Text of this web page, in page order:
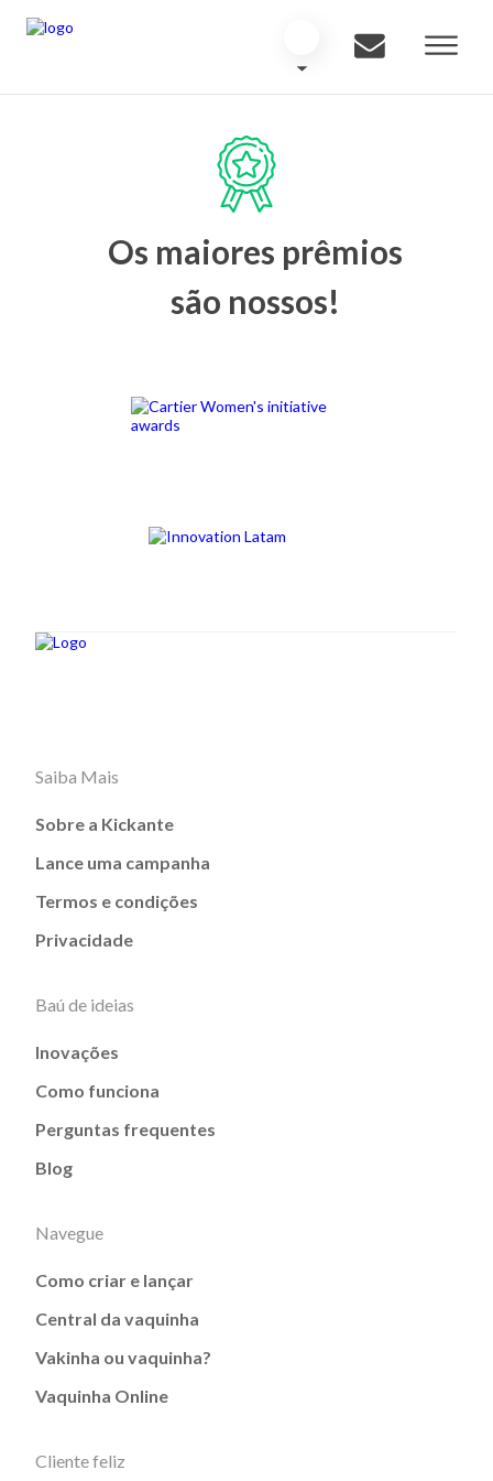
Os maiores prêmios
são nossos!
Saiba Mais
Sobre a Kickante
Lance uma campanha
Termos e condições
Privacidade
Baú de ideias
Inovações
Como funciona
Perguntas frequentes
Blog
Navegue
Como criar e lançar
Central da vaquinha
Vakinha ou vaquinha?
Vaquinha Online
Cliente feliz